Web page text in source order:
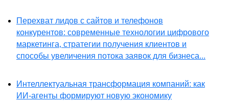
Перехват лидов с сайтов и телефонов
конкурентов: современные технологии цифрового
маркетинга, стратегии получения клиентов и
способы увеличения потока заявок для бизнеса...
Интеллектуальная трансформация компаний: как
ИИ-агенты формируют новую экономику